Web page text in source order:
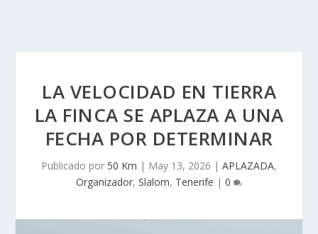
LA VELOCIDAD EN TIERRA
LA FINCA SE APLAZA A UNA
FECHA POR DETERMINAR
Publicado por 50 Km | May 13, 2026 | APLAZADA,
Organizador, Slalom, Tenerife | 0